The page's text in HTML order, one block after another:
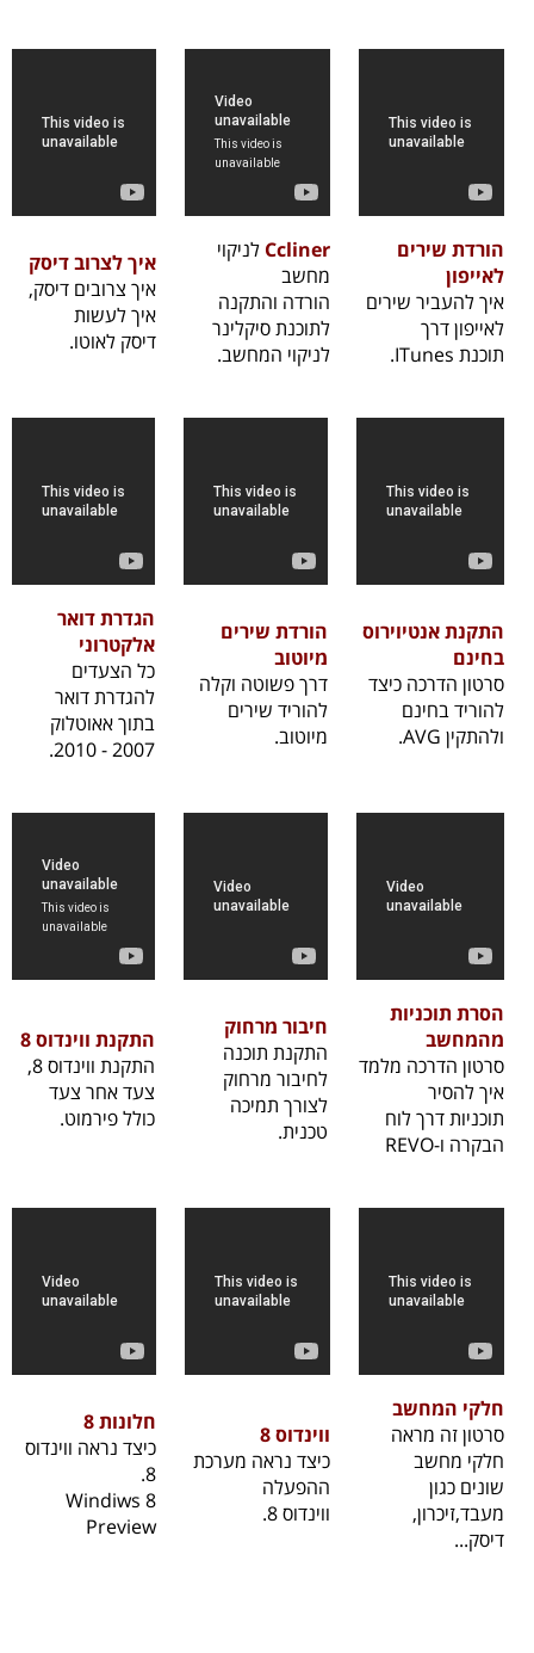
הורדת שירים
לאייפון
איך להעביר שירים
לאייפון דרך
תוכנת ITunes.
Ccliner לניקוי
מחשב
הורדה והתקנה
לתוכנת סיקלינר
לניקוי המחשב.
איך לצרוב דיסק
איך צרובים דיסק,
איך לעשות
דיסק לאוטו.
התקנת אנטיוירוס
בחינם
סרטון הדרכה כיצד
להוריד בחינם
ולהתקין AVG.
הורדת שירים
מיוטוב
דרך פשוטה וקלה
להוריד שירים
מיוטוב.
הגדרת דואר
אלקטרוני
כל הצעדים
להגדרת דואר
בתוך אאוטלוק
2007 - 2010.
הסרת תוכניות
מהמחשב
סרטון הדרכה מלמד
איך להסיר
תוכניות דרך לוח
הבקרה ו-REVO
חיבור מרחוק
התקנת תוכנה
לחיבור מרחוק
לצורך תמיכה
טכנית.
התקנת ווינדוס 8
התקנת ווינדוס 8,
צעד אחר צעד
כולל פירמוט.
חלקי המחשב
סרטון זה מראה
חלקי מחשב
שונים כגון
מעבד,זיכרון,
דיסק...
ווינדוס 8
כיצד נראה מערכת
ההפעלה
ווינדוס 8.
חלונות 8
כיצד נראה ווינדוס
8.
Windiws 8
Preview